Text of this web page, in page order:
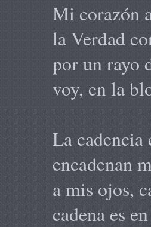
Mi corazón
la Verdad
por un rayo
voy, en la
La cadencia
encadenan
a mis ojos,
cadena es